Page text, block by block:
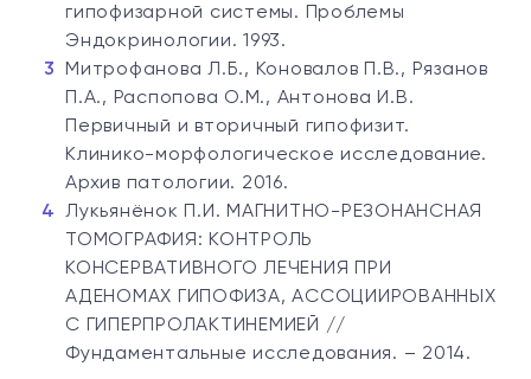
гипофизарной системы. Проблемы
Эндокринологии. 1993.
Митрофанова Л.Б., Коновалов П.В., Рязанов
П.А., Распопова О.М., Антонова И.В.
Первичный и вторичный гипофизит.
Клинико-морфологическое исследование.
Архив патологии. 2016.
Лукьянёнок П.И. МАГНИТНО-РЕЗОНАНСНАЯ
ТОМОГРАФИЯ: КОНТРОЛЬ
КОНСЕРВАТИВНОГО ЛЕЧЕНИЯ ПРИ
АДЕНОМАХ ГИПОФИЗА, АССОЦИИРОВАННЫХ
С ГИПЕРПРОЛАКТИНЕМИЕЙ //
Фундаментальные исследования. – 2014.